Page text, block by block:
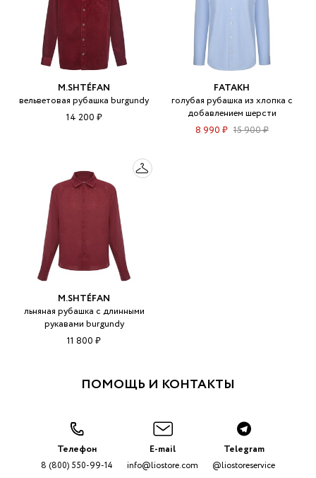
M.SHTÉFAN
вельветовая рубашка burgundy
14 200 ₽
FATAKH
голубая рубашка из хлопка с
добавлением шерсти
8 990 ₽ 15 900 ₽
M.SHTÉFAN
льняная рубашка с длинными
рукавами burgundy
11 800 ₽
ПОМОЩЬ И КОНТАКТЫ
Телефон
8 (800) 550-99-14
E-mail
info@liostore.com
Telegram
@liostoreservice